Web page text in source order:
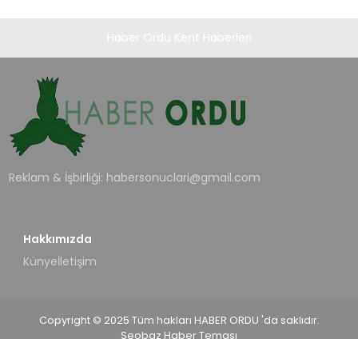
Reklam & İşbirliği: habersonuclari@gmail.com
Hakkımızda
Künyeİletişim
Copyright © 2025 Tüm hakları HABER ORDU 'da saklıdır.
Seobaz Haber Teması